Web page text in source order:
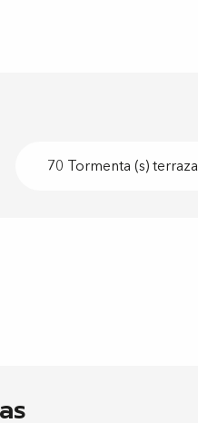
70 Tormenta (s) terraza